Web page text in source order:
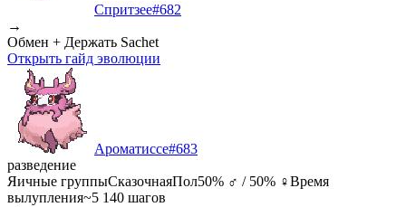
Спритзее#682
→
Обмен + Держать Sachet
Открыть гайд эволюции
Ароматиссе#683
разведение
Яичные группыСказочнаяПол50% ♂ / 50% ♀Время
вылупления~5 140 шагов